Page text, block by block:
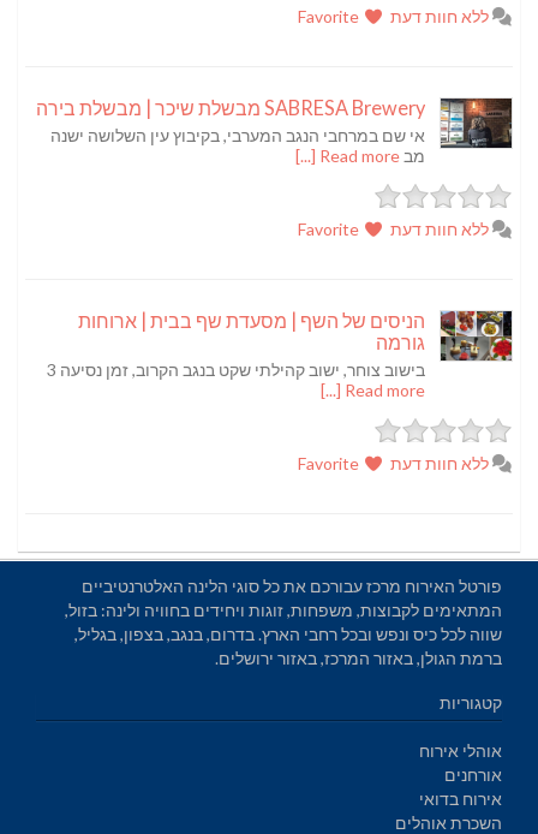
ללא חוות דעת
SABRESA Brewery מבשלת שיכר | מבשלת בירה
אי שם במרחבי הנגב המערבי, בקיבוץ עין השלושה ישנה
מבRead more [...]
ללא חוות דעת
הניסים של השף | מסעדת שף בבית | ארוחות
גורמה
בישוב צוחר, ישוב קהילתי שקט בנגב הקרוב, זמן נסיעה 3
Read more [...]
ללא חוות דעת
פורטל האירוח מרכז עבורכם את כל סוגי הלינה האלטרנטיביים
המתאימים לקבוצות, משפחות, זוגות ויחידים בחוויה ולינה: בזול,
שווה לכל כיס ונפש ובכל רחבי הארץ. בדרום, בנגב, בצפון, בגליל,
ברמת הגולן, באזור המרכז, באזור ירושלים.
קטגוריות
אוהלי אירוח
אורחנים
אירוח בדואי
השכרת אוהלים